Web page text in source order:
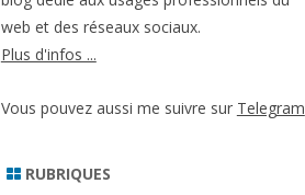
web et des réseaux sociaux.
Plus d'infos ...
Vous pouvez aussi me suivre sur Telegram
RUBRIQUES